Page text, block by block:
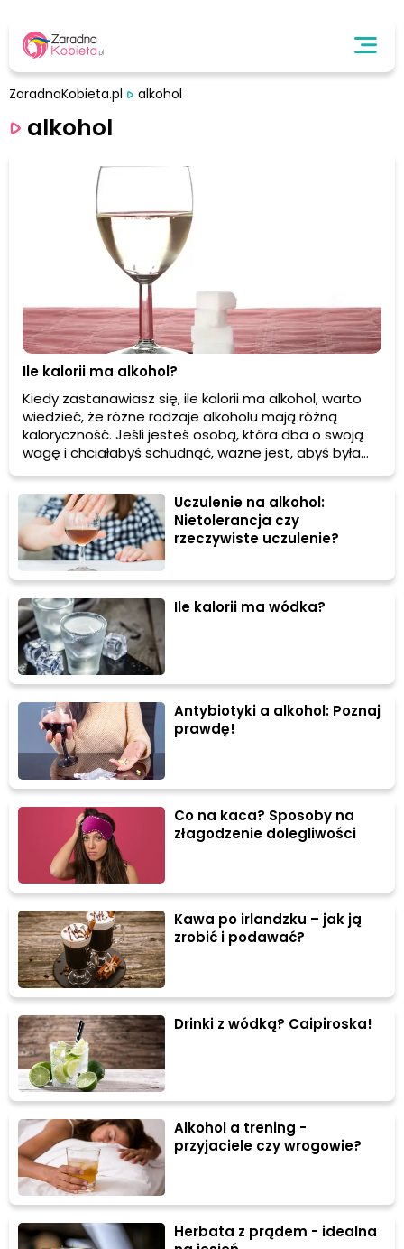
ZaradnaKobieta.pl alkohol
alkohol
Ile kalorii ma alkohol?
Kiedy zastanawiasz się, ile kalorii ma alkohol, warto
wiedzieć, że różne rodzaje alkoholu mają różną
kaloryczność. Jeśli jesteś osobą, która dba o swoją
wagę i chciałabyś schudnąć, ważne jest, abyś była
świadoma ilości kalorii, które spożywasz podczas picia
alkoholu. W tym artykule przedstawimy przelicznik
kaloryczności dla różnych rodzajów alkoholu, abyś
mogła podjąć świadome decyzje dotyczące swojej
diety.
Uczulenie na alkohol:
Nietolerancja czy
rzeczywiste uczulenie?
Ile kalorii ma wódka?
Antybiotyki a alkohol: Poznaj
prawdę!
Co na kaca? Sposoby na
złagodzenie dolegliwości
Kawa po irlandzku – jak ją
zrobić i podawać?
Drinki z wódką? Caipiroska!
Alkohol a trening -
przyjaciele czy wrogowie?
Herbata z prądem - idealna